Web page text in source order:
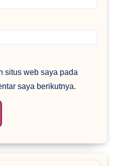
situs web saya pada
saya berikutnya.